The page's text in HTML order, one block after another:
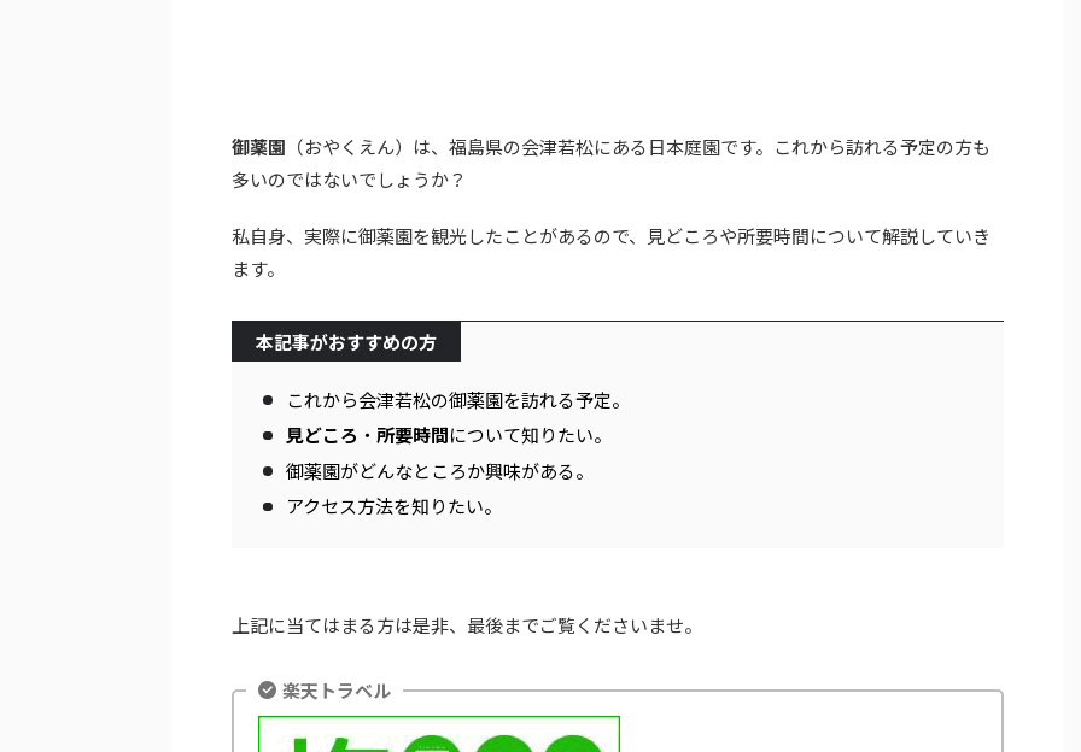
御薬園 （おやくえん）は、福島県の会津若松にある日本庭園です。これから訪れる予定の方も
多いのではないでしょうか？
私自身、実際に御薬園を観光したことがあるので、見どころや所要時間について解説していき
ます。
本記事がおすすめの方
これから会津若松の御薬園を訪れる予定。
見どころ ・ 所要時間について知りたい。
御薬園がどんなところか興味がある。
アクセス方法を知りたい。
上記に当てはまる方は是非、最後までご覧くださいませ。
楽天トラベル